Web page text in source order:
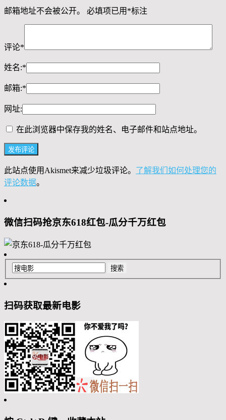
邮箱地址不会被公开。 必填项已用 *标注
评论*
姓名:*
邮箱:*
网址:
在此浏览器中保存我的姓名、电子邮件和站点地址。
此站点使用Akismet来减少垃圾评论。 了解我们如何处理您的
评论数据。
微信扫码抢京东618红包-瓜分千万红包
扫码获取最新电影